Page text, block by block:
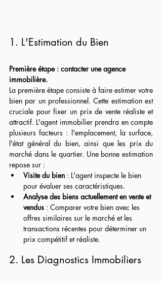
1. L'Estimation du Bien
Première étape : contacter une agence
immobilière.
La première étape consiste à faire estimer votre
bien par un professionnel. Cette estimation est
cruciale pour fixer un prix de vente réaliste et
attractif. L'agent immobilier prendra en compte
plusieurs facteurs : l'emplacement, la surface,
l'état général du bien, ainsi que les prix du
marché dans le quartier. Une bonne estimation
repose sur :
Visite du bien : L'agent inspecte le bien
pour évaluer ses caractéristiques.
Analyse des biens actuellement en vente et
vendus : Comparer votre bien avec les
offres similaires sur le marché et les
transactions récentes pour déterminer un
prix compétitif et réaliste.
2. Les Diagnostics Immobiliers